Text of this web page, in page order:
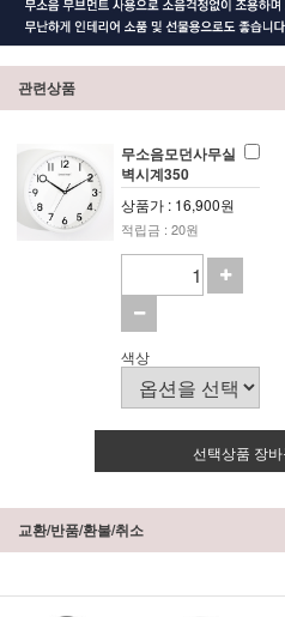
관련상품
무소음모던사무실
벽시계350
상품가 : 16,900원
적립금 : 20원
색상
선택상품 장
교환/반품/환불/취소